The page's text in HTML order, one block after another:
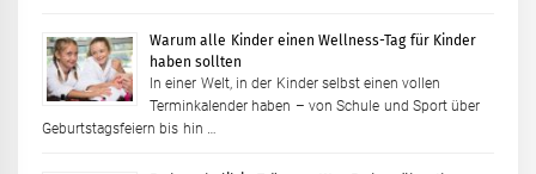
Warum alle Kinder einen Wellness-Tag für Kinder
haben sollten
In einer Welt, in der Kinder selbst einen vollen
Terminkalender haben – von Schule und Sport über
Geburtstagsfeiern bis hin …